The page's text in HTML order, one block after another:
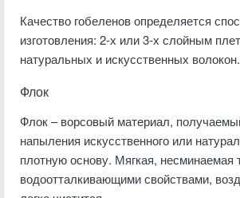
Качество гобеленов определяется
изготовления: 2-х или 3-х слойным
натуральных и искусственных
Флок
Флок – ворсовый материал,
напыления искусственного или
плотную основу. Мягкая, несминаемая
водоотталкивающими свойствами,